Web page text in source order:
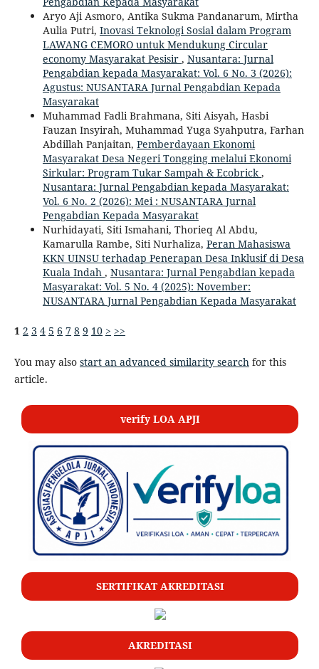
Aryo Aji Asmoro, Antika Sukma Pandanarum, Mirtha
Aulia Putri, Inovasi Teknologi Sosial dalam Program
LAWANG CEMORO untuk Mendukung Circular
economy Masyarakat Pesisir , Nusantara: Jurnal
Pengabdian kepada Masyarakat: Vol. 6 No. 3 (2026):
Agustus: NUSANTARA Jurnal Pengabdian Kepada
Masyarakat
Muhammad Fadli Brahmana, Siti Aisyah, Hasbi
Fauzan Insyirah, Muhammad Yuga Syahputra, Farhan
Abdillah Panjaitan, Pemberdayaan Ekonomi
Masyarakat Desa Negeri Tongging melalui Ekonomi
Sirkular: Program Tukar Sampah & Ecobrick,
Nusantara: Jurnal Pengabdian kepada Masyarakat:
Vol. 6 No. 2 (2026): Mei : NUSANTARA Jurnal
Pengabdian Kepada Masyarakat
Nurhidayati, Siti Ismahani, Thorieq Al Abdu,
Kamarulla Rambe, Siti Nurhaliza, Peran Mahasiswa
KKN UINSU terhadap Penerapan Desa Inklusif di Desa
Kuala Indah , Nusantara: Jurnal Pengabdian kepada
Masyarakat: Vol. 5 No. 4 (2025): November:
NUSANTARA Jurnal Pengabdian Kepada Masyarakat
1 2 3 4 5 6 7 8 9 10 > >>
You may also start an advanced similarity searchfor this
article.
verify LOA APJI
SERTIFIKAT AKREDITASI
AKREDITASI